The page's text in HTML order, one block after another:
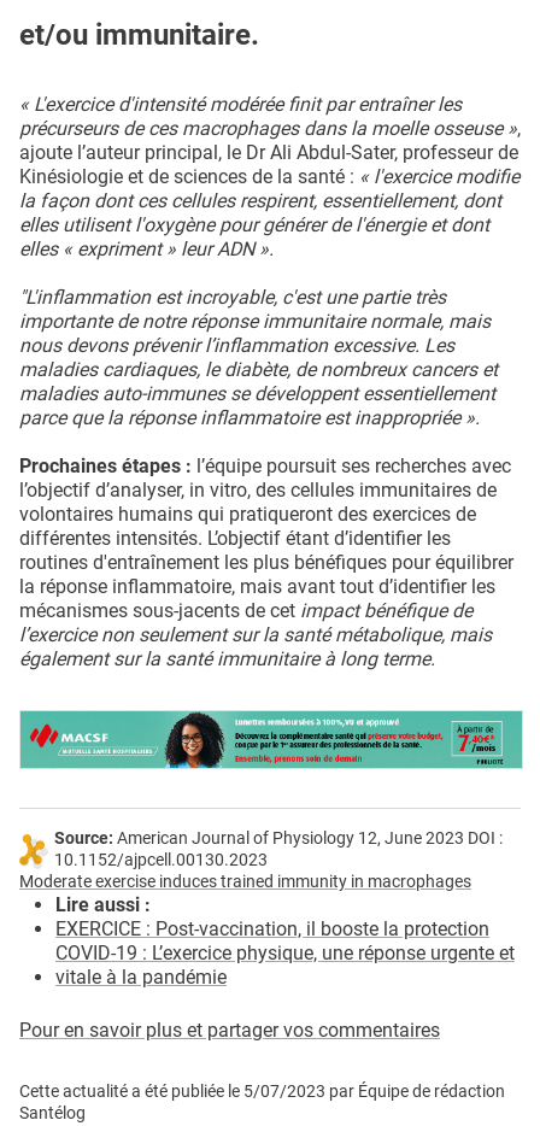
et/ou immunitaire.
« L'exercice d'intensité modérée finit par entraîner les
précurseurs de ces macrophages dans la moelle osseuse »,
ajoute l’auteur principal, le Dr Ali Abdul-Sater, professeur de
Kinésiologie et de sciences de la santé : « l'exercice modifie
la façon dont ces cellules respirent, essentiellement, dont
elles utilisent l'oxygène pour générer de l'énergie et dont
elles « expriment » leur ADN ».
"L'inflammation est incroyable, c'est une partie très
importante de notre réponse immunitaire normale, mais
nous devons prévenir l’inflammation excessive. Les
maladies cardiaques, le diabète, de nombreux cancers et
maladies auto-immunes se développent essentiellement
parce que la réponse inflammatoire est inappropriée ».
Prochaines étapes : l’équipe poursuit ses recherches avec
l’objectif d’analyser, in vitro, des cellules immunitaires de
volontaires humains qui pratiqueront des exercices de
différentes intensités. L’objectif étant d’identifier les
routines d'entraînement les plus bénéfiques pour équilibrer
la réponse inflammatoire, mais avant tout d’identifier les
mécanismes sous-jacents de cet impact bénéfique de
l’exercice non seulement sur la santé métabolique, mais
également sur la santé immunitaire à long terme.
Source: American Journal of Physiology 12, June 2023 DOI :
10.1152/ajpcell.00130.2023
Moderate exercise induces trained immunity in macrophages
Lire aussi :
EXERCICE : Post-vaccination, il booste la protection
COVID-19 : L’exercice physique, une réponse urgente et
vitale à la pandémie
Pour en savoir plus et partager vos commentaires
Cette actualité a été publiée le 5/07/2023 par Équipe de rédaction
Santélog